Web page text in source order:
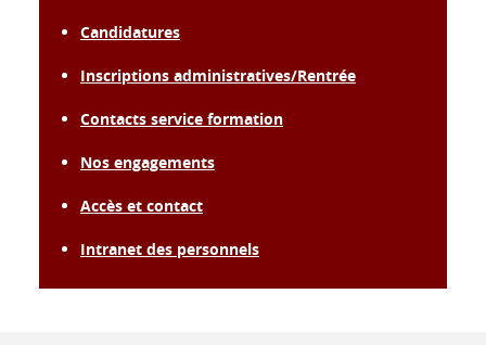
Candidatures
Inscriptions administratives/Rentrée
Contacts service formation
Nos engagements
Accès et contact
Intranet des personnels